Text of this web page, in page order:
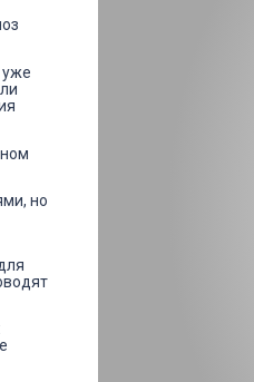
уже
но